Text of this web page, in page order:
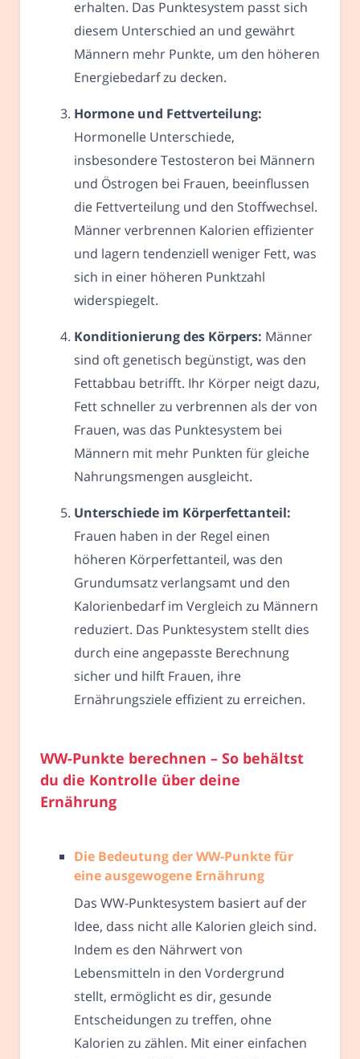
erhalten. Das Punktesystem passt sich
diesem Unterschied an und gewährt
Männern mehr Punkte, um den höheren
Energiebedarf zu decken.
Hormone und Fettverteilung:
Hormonelle Unterschiede,
insbesondere Testosteron bei Männern
und Östrogen bei Frauen, beeinflussen
die Fettverteilung und den Stoffwechsel.
Männer verbrennen Kalorien effizienter
und lagern tendenziell weniger Fett, was
sich in einer höheren Punktzahl
widerspiegelt.
Konditionierung des Körpers: Männer
sind oft genetisch begünstigt, was den
Fettabbau betrifft. Ihr Körper neigt dazu,
Fett schneller zu verbrennen als der von
Frauen, was das Punktesystem bei
Männern mit mehr Punkten für gleiche
Nahrungsmengen ausgleicht.
Unterschiede im Körperfettanteil:
Frauen haben in der Regel einen
höheren Körperfettanteil, was den
Grundumsatz verlangsamt und den
Kalorienbedarf im Vergleich zu Männern
reduziert. Das Punktesystem stellt dies
durch eine angepasste Berechnung
sicher und hilft Frauen, ihre
Ernährungsziele effizient zu erreichen.
WW-Punkte berechnen – So behältst
du die Kontrolle über deine
Ernährung
Die Bedeutung der WW-Punkte für
eine ausgewogene Ernährung
Das WW-Punktesystem basiert auf der
Idee, dass nicht alle Kalorien gleich sind.
Indem es den Nährwert von
Lebensmitteln in den Vordergrund
stellt, ermöglicht es dir, gesunde
Entscheidungen zu treffen, ohne
Kalorien zu zählen. Mit einer einfachen